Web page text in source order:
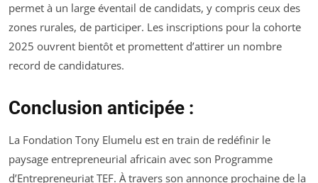
permet à un large éventail de candidats, y compris ceux des
zones rurales, de participer. Les inscriptions pour la cohorte
2025 ouvrent bientôt et promettent d’attirer un nombre
record de candidatures.
Conclusion anticipée :
La Fondation Tony Elumelu est en train de redéfinir le
paysage entrepreneurial africain avec son Programme
d’Entrepreneuriat TEF. À travers son annonce prochaine de la